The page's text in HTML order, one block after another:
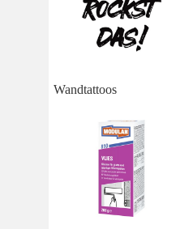
Wandtattoos